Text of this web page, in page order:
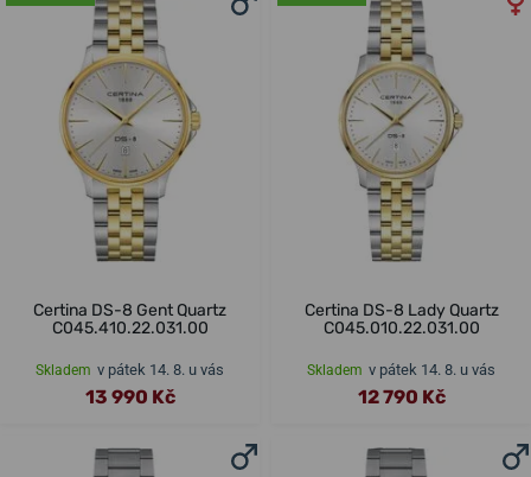
Certina DS-8 Gent Quartz
C045.410.22.031.00
Skladem v pátek 14. 8. u vás
13 990 Kč
Certina DS-8 Lady Quartz
C045.010.22.031.00
Skladem v pátek 14. 8. u vás
12 790 Kč